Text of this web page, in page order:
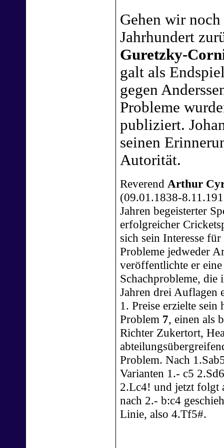
Gehen wir
Jahrhundert
Guretzky-
galt als
gegen
Probleme
publiziert.
seinen
Autorität.
Reverend Arthur
(09.01.1838-
Jahren begeisterter
erfolgreicher
sich sein Interesse
Probleme jedweder
veröffentlichte er
Schachprobleme,
Jahren drei Auflagen
1. Preise erzielte sein
Problem 7, einen als
Richter Zukertort,
Problem. Nach
Varianten 1.- c5
2.Lc4! und jetzt folgt
nach 2.- b:c4
Linie, also 4.Tf5#.